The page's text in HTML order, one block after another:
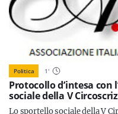
Iscriviti
Politica 1'
Protocollo d’intesa con
sociale della V
Lo sportello sociale della V